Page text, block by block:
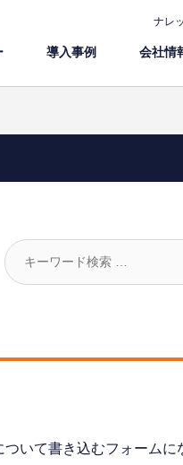
ナレ
導⼊事例 会社情
いて書き込むフォームに